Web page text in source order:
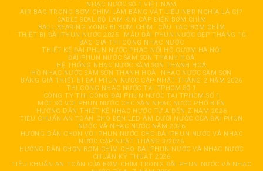
NHẠC NƯỚC SỐ 1 VIỆT NAM
AIR BAG TRONG BƠM CHÌM LÀM BẰNG VẬT LIỆU NBR NGHĨA LÀ GÌ?
CABLE SEAL BỘ LÀM KÍN CÁP ĐIỆN BƠM CHÌM
BALL BEARING VÒNG BI BƠM CHÌM
CẦU TẠO BƠM CHÌM
THIẾT BỊ ĐÀI PHUN NƯỚC 2025
MẪU ĐÀI PHUN NƯỚC ĐẸP THÁNG 10
BÁO GIÁ THI CÔNG NHẠC NƯỚC
THIẾT KẾ ĐÀI PHUN NƯỚC PHAO NỔI HỒ GƯƠM HÀ NỘI
ĐÀI PHUN NƯỚC SẦM SƠN THANH HOÁ
HỆ THỐNG NHẠC NƯỚC SẦM SƠN THANH HOÁ
HỒ NHẠC NƯỚC SẦM SƠN THANH HOÁ
NHẠC NƯỚC SẦM SƠN
BẢNG GIÁ THIẾT BỊ ĐÀI PHUN NƯỚC CẬP NHẬT THÁNG 2 NĂM 2026
THI CÔNG NHẠC NƯỚC TẠI TPHCM SỐ 1
CÔNG TY THI CÔNG ĐÀI PHUN NƯỚC TẠI TPHCM SỐ 1
MỘT SỐ VÒI PHUN NƯỚC CHO SÀN NHẠC NƯỚC PHỔ BIẾN
HƯỚNG DẪN THIẾT KẾ NHẠC NƯỚC TỪ A ĐẾN Z NĂM 2026
TIÊU CHUẨN AN TOÀN CHO ĐÈN LED ÂM DƯỚI NƯỚC CỦA ĐÀI PHUN
NƯỚC VÀ NHẠC NƯỚC NĂM 2026
HƯỚNG DẪN CHỌN VÒI PHUN NƯỚC CHO ĐÀI PHUN NƯỚC VÀ NHẠC
NƯỚC CẬP NHẬT THÁNG 3/2026
HƯỚNG DẪN CHỌN BƠM CHÌM CHO ĐÀI PHUN NƯỚC VÀ NHẠC NƯỚC
CHUẨN KỸ THUẬT 2026
TIÊU CHUẨN AN TOÀN CỦA BƠM CHÌM TRONG ĐÀI PHUN NƯỚC VÀ NHẠC